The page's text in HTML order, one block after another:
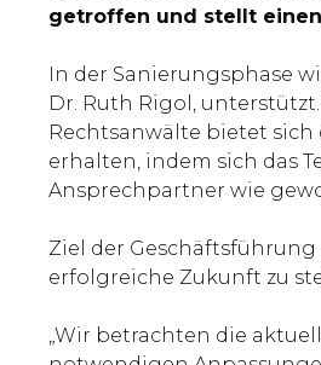
getroffen und stellt
In der Sanierungsphase
Dr. Ruth Rigol,
Rechtsanwälte bietet sich
erhalten, indem sich das
Ansprechpartner wie
Ziel der
erfolgreiche Zukunft zu
„Wir betrachten die